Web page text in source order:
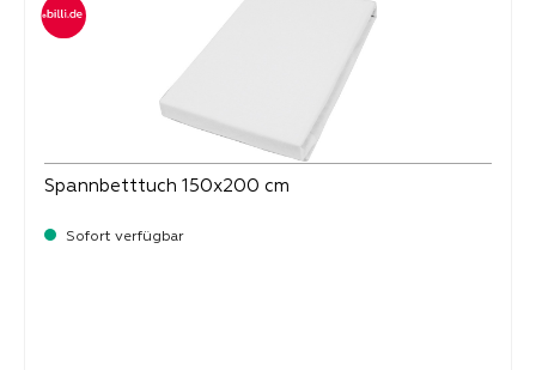
Spannbetttuch 150x200 cm
Sofort verfügbar